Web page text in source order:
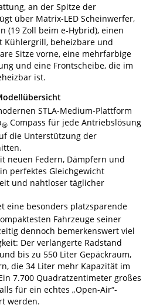
an der Spitze der
über Matrix-LED Scheinwerfer,
(19 Zoll beim e-Hybrid), einen
Kühlergrill, beheizbare und
Sitze vorne, eine mehrfarbige
und eine Frontscheibe, die im
ist.
STLA-Medium-Plattform
® Compass für jede Antriebslösung
die Unterstützung der
neuen Federn, Dämpfern und
perfektes Gleichgewicht
und nahtloser täglicher
eine besonders platzsparende
Fahrzeuge seiner
dennoch bemerkenswert viel
Der verlängerte Radstand
bis zu 550 Liter Gepäckraum,
die 34 Liter mehr Kapazität im
7.700 Quadratzentimeter großes
für ein echtes „Open-Air“-
werden.